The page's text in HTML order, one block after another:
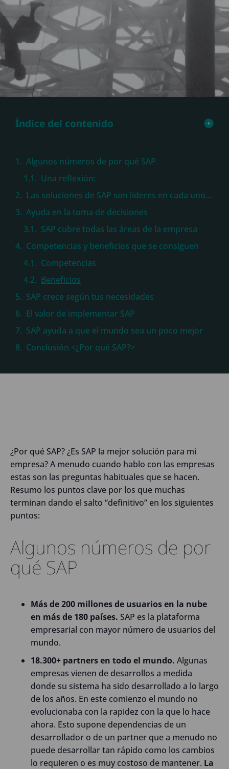
Índice del contenido
Algunos números de por qué SAP
Una reflexión:
Las soluciones de SAP son líderes en cada uno de sus segmentos según los expertos
Ayuda en la toma de decisiones
SAP cubre todas las áreas de la empresa
Competencias y beneficios que se consiguen
Competencias
Beneficios
SAP crece según tus necesidades
El valor de implementar SAP
SAP ayuda a que el mundo sea un poco mejor
Conclusión <¿Por qué SAP?>
¿Por qué SAP? ¿Es SAP la mejor solución para mi
empresa? A menudo cuando hablo con las empresas
estas son las preguntas habituales que se hacen.
Resumo los puntos clave por los que muchas
terminan dando el salto “definitivo” en los siguientes
puntos:
Algunos números de por
qué SAP
Más de 200 millones de usuarios en la nube
en más de 180 países. SAP es la plataforma
empresarial con mayor número de usuarios del
mundo.
18.300+ partners en todo el mundo. Algunas
empresas vienen de desarrollos a medida
donde su sistema ha sido desarrollado a lo largo
de los años. En este comienzo el mundo no
evolucionaba con la rapidez con la que lo hace
ahora. Esto supone dependencias de un
desarrollador o de un partner que a menudo no
puede desarrollar tan rápido como los cambios
lo requieren o es muy costoso de mantener. La